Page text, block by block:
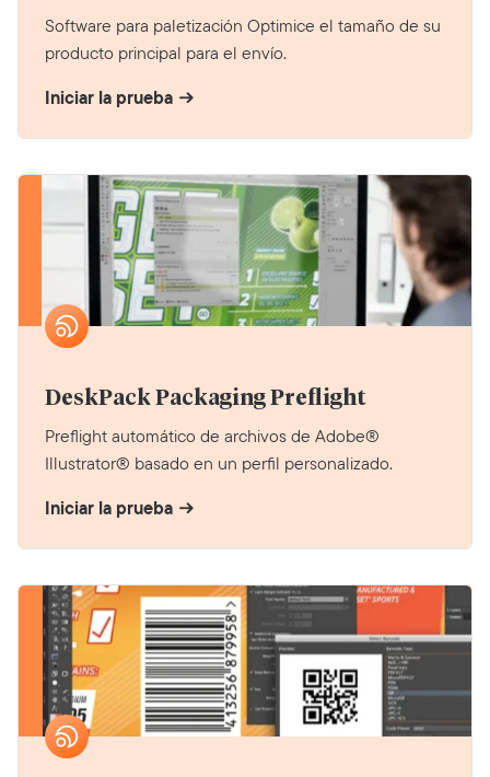
Software para paletización Optimice el tamaño de su
producto principal para el envío.
Iniciar la prueba
DeskPack Packaging Preflight
Preflight automático de archivos de Adobe®
Illustrator® basado en un perfil personalizado.
Iniciar la prueba